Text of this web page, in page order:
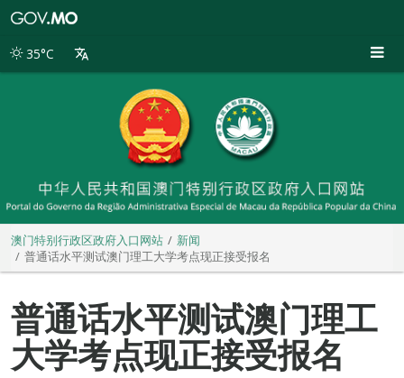
别
35°C
澳门特别行政区政府入口网站
新闻
普通话水平测试澳门理工大学考点现正接受报名
普通话水平测试澳门理工
大学考点现正接受报名